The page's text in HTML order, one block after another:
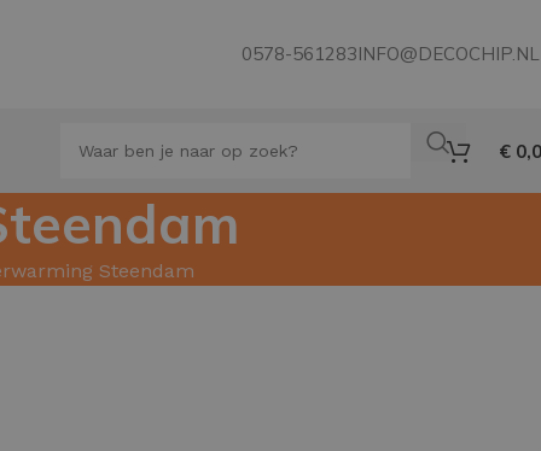
0578-561283INFO@DECOCHIP.NL
€
Steendam